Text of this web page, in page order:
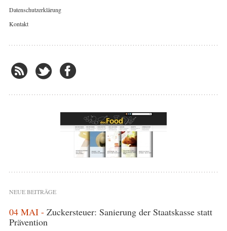
Datenschutzerklärung
Kontakt
NEUE BEITRÄGE
04 MAI - Zuckersteuer: Sanierung der Staatskasse statt
Prävention